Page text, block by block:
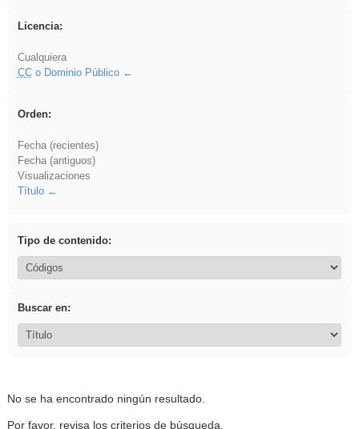
Licencia:
Cualquiera
CCo Dominio Público
Orden:
Fecha (recientes)
Fecha (antiguos)
Visualizaciones
Título
Tipo de contenido:
Buscar en:
No se ha encontrado ningún resultado.
Por favor, revisa los criterios de búsqueda.